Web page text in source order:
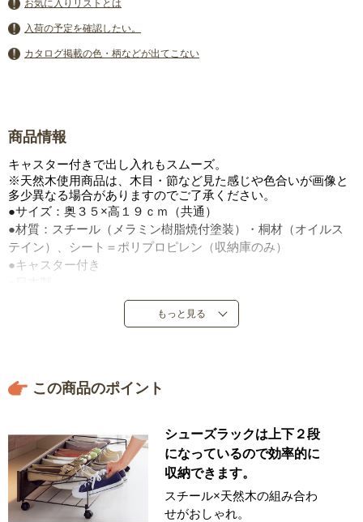
お気に入りリストとは
入荷の予定を確認したい。
カタログ掲載の色・柄などが出てこない
商品情報
キャスター付きで出し入れもスムーズ。
※天然木使用商品は、木目・節など見た感じや色合いが画像と
多少異なる場合がありますのでご了承ください。
●サイズ：奥３５×高１９ｃｍ（共通）
●材質：スチール（メラミン樹脂焼付塗装）・桐材（オイルス
テイン）、シート＝ポリプロピレン（収納庫のみ）
●キャスター付き
もっと見る
この商品のポイント
シューズラックは上下２段
になっているので効率的に
収納できます。
スチール×天然木の組み合わ
せがおしゃれ。